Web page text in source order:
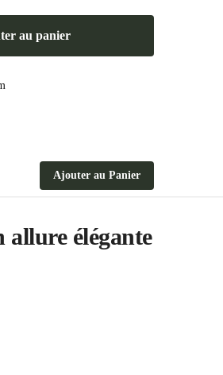
au panier
Ajouter au Panier
allure élégante